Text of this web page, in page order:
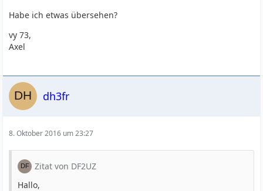
Habe ich etwas übersehen?
vy 73,
Axel
dh3fr
8. Oktober 2016 um 23:27
Zitat von DF2UZ
Hallo,